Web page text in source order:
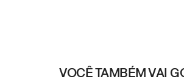
VOCÊ TAMBÉM VAI